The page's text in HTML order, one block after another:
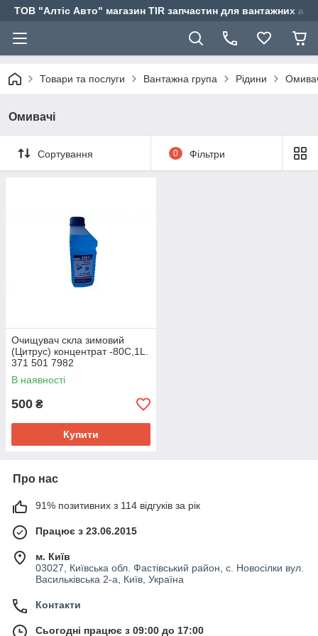
ТОВ "Алтіс Авто" магазин TIR запчастин для вантажних
Товари та послуги Вантажна група Рідини
Омивачі
Сортування 0 Фільтри
Очищувач скла зимовий
(Цитрус) концентрат -80С,1L.
371 501 7982
В наявності
500 ₴
Купити
Про нас
91% позитивних з 114 відгуків за рік
Працює з 23.06.2015
м. Київ
03027, Київська обл. Фастівський район, с. Новосілки вул.
Васильківська 2-а, Київ, Україна
Контакти
Сьогодні працює з 09:00 до 17:00